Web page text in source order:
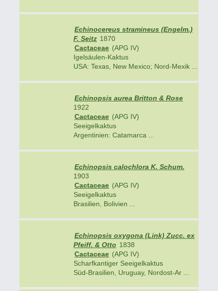
Echinocereus stramineus (Engelm.)
F. Seitz 1870
Cactaceae (APG IV)
Igelsäulen-Kaktus
USA: Texas, New Mexico; Nord-Mexik ...
Echinopsis aurea Britton & Rose
1922
Cactaceae (APG IV)
Seeigelkaktus
Argentinien: Catamarca ...
Echinopsis calochlora K. Schum.
1903
Cactaceae (APG IV)
Seeigelkaktus
Brasilien, Bolivien ...
Echinopsis oxygona (Link) Zucc. ex
Pfeiff. & Otto 1838
Cactaceae (APG IV)
Scharfkantiger Seeigelkaktus
Süd-Brasilien, Uruguay, Nordost-Ar ...